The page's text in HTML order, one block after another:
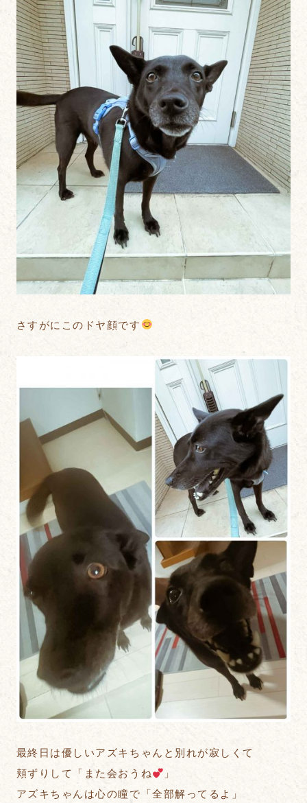
さすがにこのドヤ顔です
最終日は優しいアズキちゃんと別れが寂しくて
頬ずりして「また会おうね
」
アズキちゃんは心の瞳で「全部解ってるよ」